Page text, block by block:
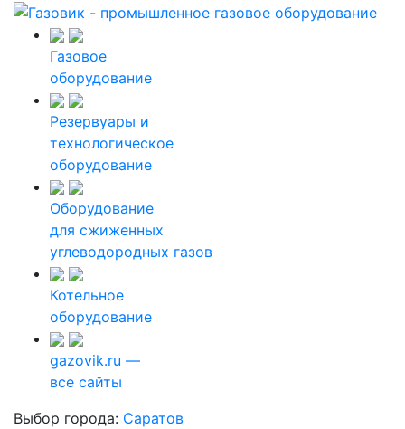
Газовое
оборудование
Резервуары и
технологическое
оборудование
Оборудование
для сжиженных
углеводородных газов
Котельное
оборудование
gazovik.ru —
все сайты
Выбор города: Саратов